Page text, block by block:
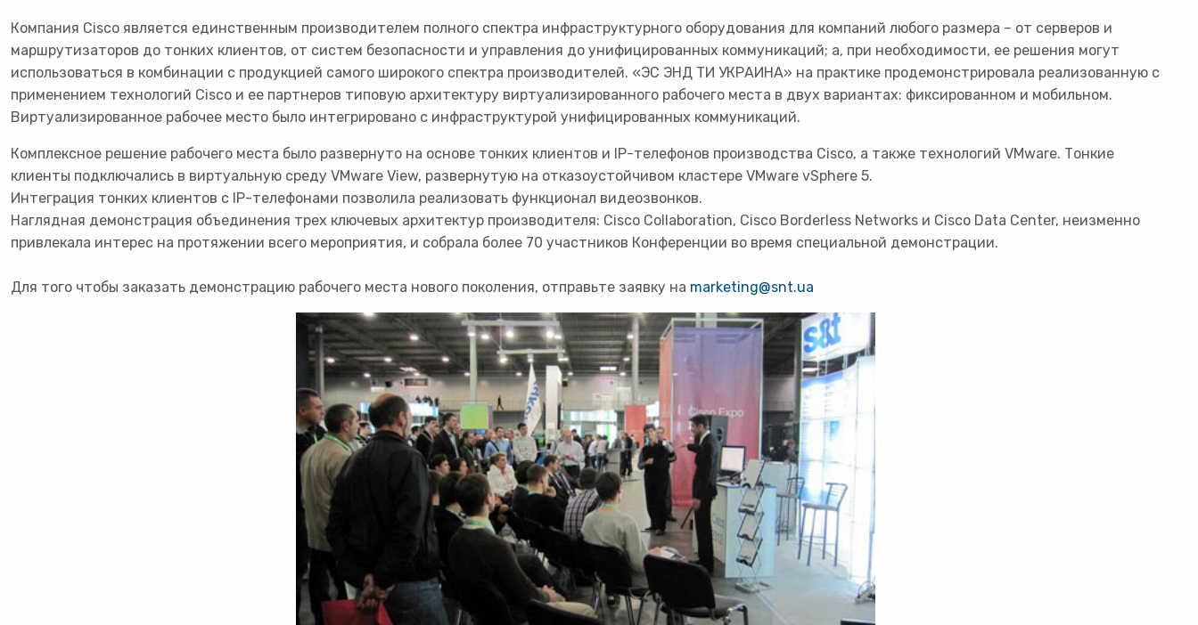
Компания Cisco является единственным производителем полного спектра инфраструктурного оборудования для компаний любого размера – от серверов и
маршрутизаторов до тонких клиентов, от систем безопасности и управления до унифицированных коммуникаций; а, при необходимости, ее решения могут
использоваться в комбинации с продукцией самого широкого спектра производителей. «ЭС ЭНД ТИ УКРАИНА» на практике продемонстрировала реализованную с
применением технологий Cisco и ее партнеров типовую архитектуру виртуализированного рабочего места в двух вариантах: фиксированном и мобильном.
Виртуализированное рабочее место было интегрировано с инфраструктурой унифицированных коммуникаций.
Комплексное решение рабочего места было развернуто на основе тонких клиентов и IP-телефонов производства Cisco, а также технологий VMware. Тонкие
клиенты подключались в виртуальную среду VMware View, развернутую на отказоустойчивом кластере VMware vSphere 5.
Интеграция тонких клиентов с IP-телефонами позволила реализовать функционал видеозвонков.
Наглядная демонстрация объединения трех ключевых архитектур производителя: Cisco Collaboration, Cisco Borderless Networks и Cisco Data Center, неизменно
привлекала интерес на протяжении всего мероприятия, и собрала более 70 участников Конференции во время специальной демонстрации.
Для того чтобы заказать демонстрацию рабочего места нового поколения, отправьте заявку на marketing@snt.ua